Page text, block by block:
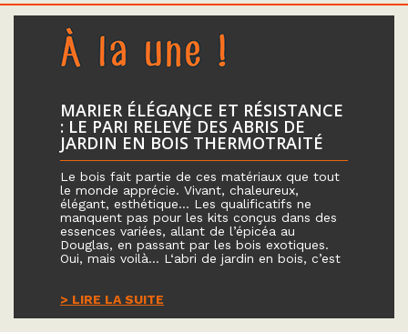
MARIER ÉLÉGANCE ET RÉSISTANCE
: LE PARI RELEVÉ DES ABRIS DE
JARDIN EN BOIS THERMOTRAITÉ
Le bois fait partie de ces matériaux que tout
le monde apprécie. Vivant, chaleureux,
élégant, esthétique… Les qualificatifs ne
manquent pas pour les kits conçus dans des
essences variées, allant de l’épicéa au
Douglas, en passant par les bois exotiques.
Oui, mais voilà… L‘abri de jardin en bois, c’est
> LIRE LA SUITE